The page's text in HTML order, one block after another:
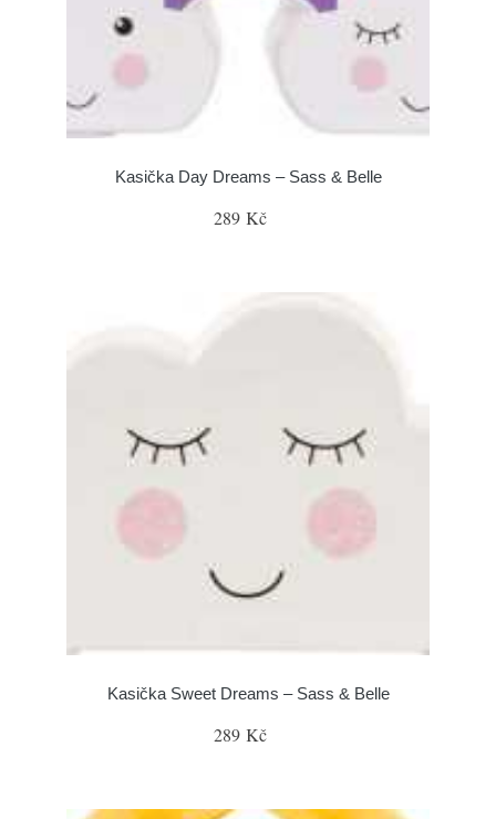
Kasička Day Dreams – Sass & Belle
289 Kč
Kasička Sweet Dreams – Sass & Belle
289 Kč